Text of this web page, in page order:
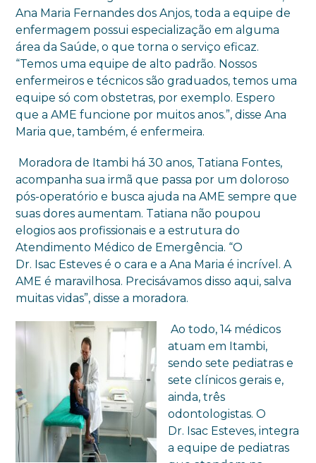
Ana Maria Fernandes dos Anjos, toda a equipe de
enfermagem possui especialização em alguma
área da Saúde, o que torna o serviço eficaz.
“Temos uma equipe de alto padrão. Nossos
enfermeiros e técnicos são graduados, temos uma
equipe só com obstetras, por exemplo. Espero
que a AME funcione por muitos anos.”, disse Ana
Maria que, também, é enfermeira.
Moradora de Itambi há 30 anos, Tatiana Fontes,
acompanha sua irmã que passa por um doloroso
pós-operatório e busca ajuda na AME sempre que
suas dores aumentam. Tatiana não poupou
elogios aos profissionais e a estrutura do
Atendimento Médico de Emergência. “O
Dr. Isac Esteves é o cara e a Ana Maria é incrível. A
AME é maravilhosa. Precisávamos disso aqui, salva
muitas vidas”, disse a moradora.
Ao todo, 14 médicos
atuam em Itambi,
sendo sete pediatras e
sete clínicos gerais e,
ainda, três
odontologistas. O
Dr. Isac Esteves, integra
a equipe de pediatras